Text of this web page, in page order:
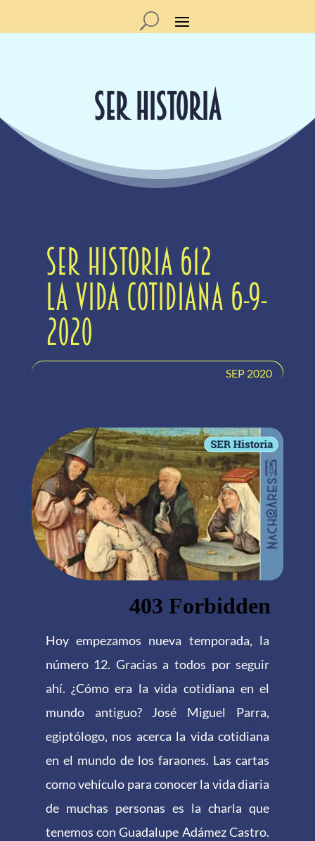
SER HISTORIA
Ser Historia 612
La vida cotidiana 6-9-
2020
SEP 2020
Hoy empezamos nueva temporada, la
número 12. Gracias a todos por seguir
ahí. ¿Cómo era la vida cotidiana en el
mundo antiguo? José Miguel Parra,
egiptólogo, nos acerca la vida cotidiana
en el mundo de los faraones. Las cartas
como vehículo para conocer la vida diaria
de muchas personas es la charla que
tenemos con Guadalupe Adámez Castro.